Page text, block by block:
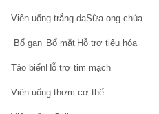
Viên uống trắng daSữa ong chúa
Bổ gan Bổ mắt Hỗ trợ tiêu hóa
Tảo biểnHỗ trợ tim mạch
Viên uống thơm cơ thể